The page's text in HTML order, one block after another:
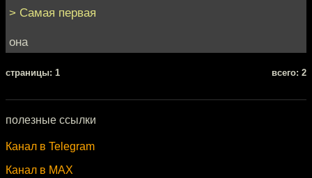
> Самая первая
она
cтраницы: 1 всего: 2
полезные ссылки
Канал в Telegram
Канал в MAX